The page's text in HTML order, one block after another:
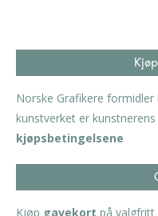
Norske Grafikere
kunstverket er
kjøpsbetingelsene
Kjøp gavekort på valgfritt